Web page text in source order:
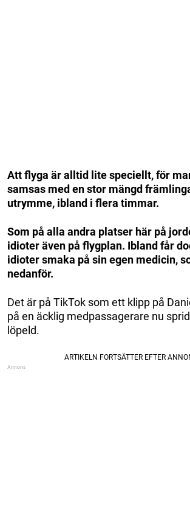
Att flyga är alltid lite speciellt, för
samsas med en stor mängd
utrymme, ibland i flera timmar.
Som på alla andra platser här på
idioter även på flygplan. Ibland får
idioter smaka på sin egen medicin,
nedanför.
Det är på TikTok som ett klipp på
på en äcklig medpassagerare nu
löpeld.